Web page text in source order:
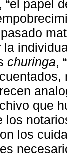
“el papel
churinga,
que
los
los